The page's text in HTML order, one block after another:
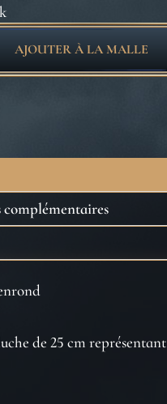
AJOUTER À LA MALLE
de 25 cm représentant